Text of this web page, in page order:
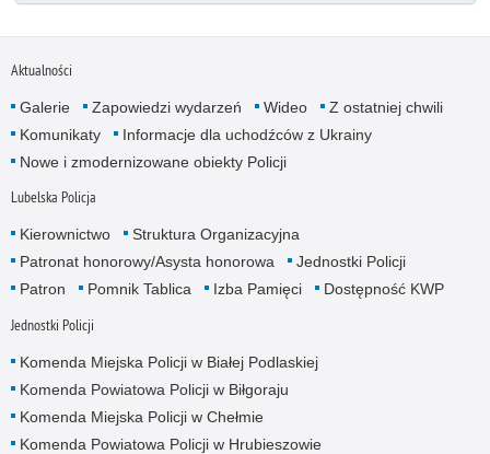
Aktualności
Galerie Zapowiedzi wydarzeń Wideo
Z ostatniej chwili
Komunikaty
Informacje dla uchodźców z Ukrainy
Nowe i zmodernizowane obiekty Policji
Lubelska Policja
Kierownictwo
Struktura Organizacyjna
Patronat honorowy/Asysta honorowa
Jednostki Policji
Patron
Pomnik Tablica Izba Pamięci Dostępność KWP
Jednostki Policji
Komenda Miejska Policji w Białej Podlaskiej
Komenda Powiatowa Policji w Biłgoraju
Komenda Miejska Policji w Chełmie
Komenda Powiatowa Policji w Hrubieszowie